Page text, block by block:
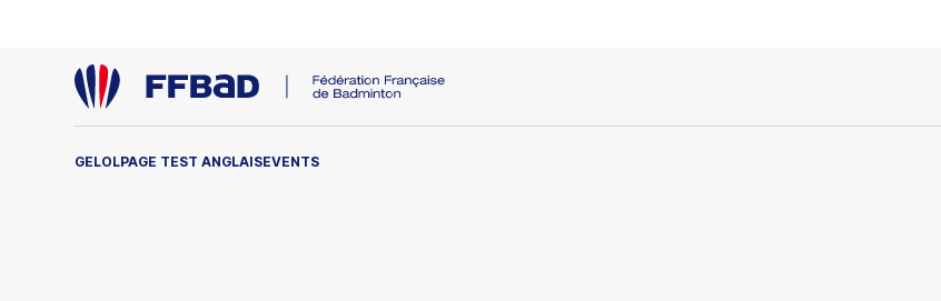
GELOLPAGE TEST ANGLAISEVENTS